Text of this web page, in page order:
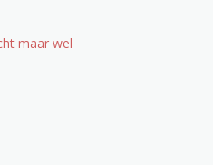
maar wel